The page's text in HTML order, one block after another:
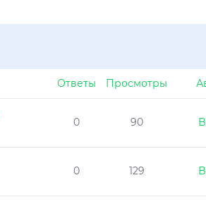
Ответы Просмотры
0 90
0 129